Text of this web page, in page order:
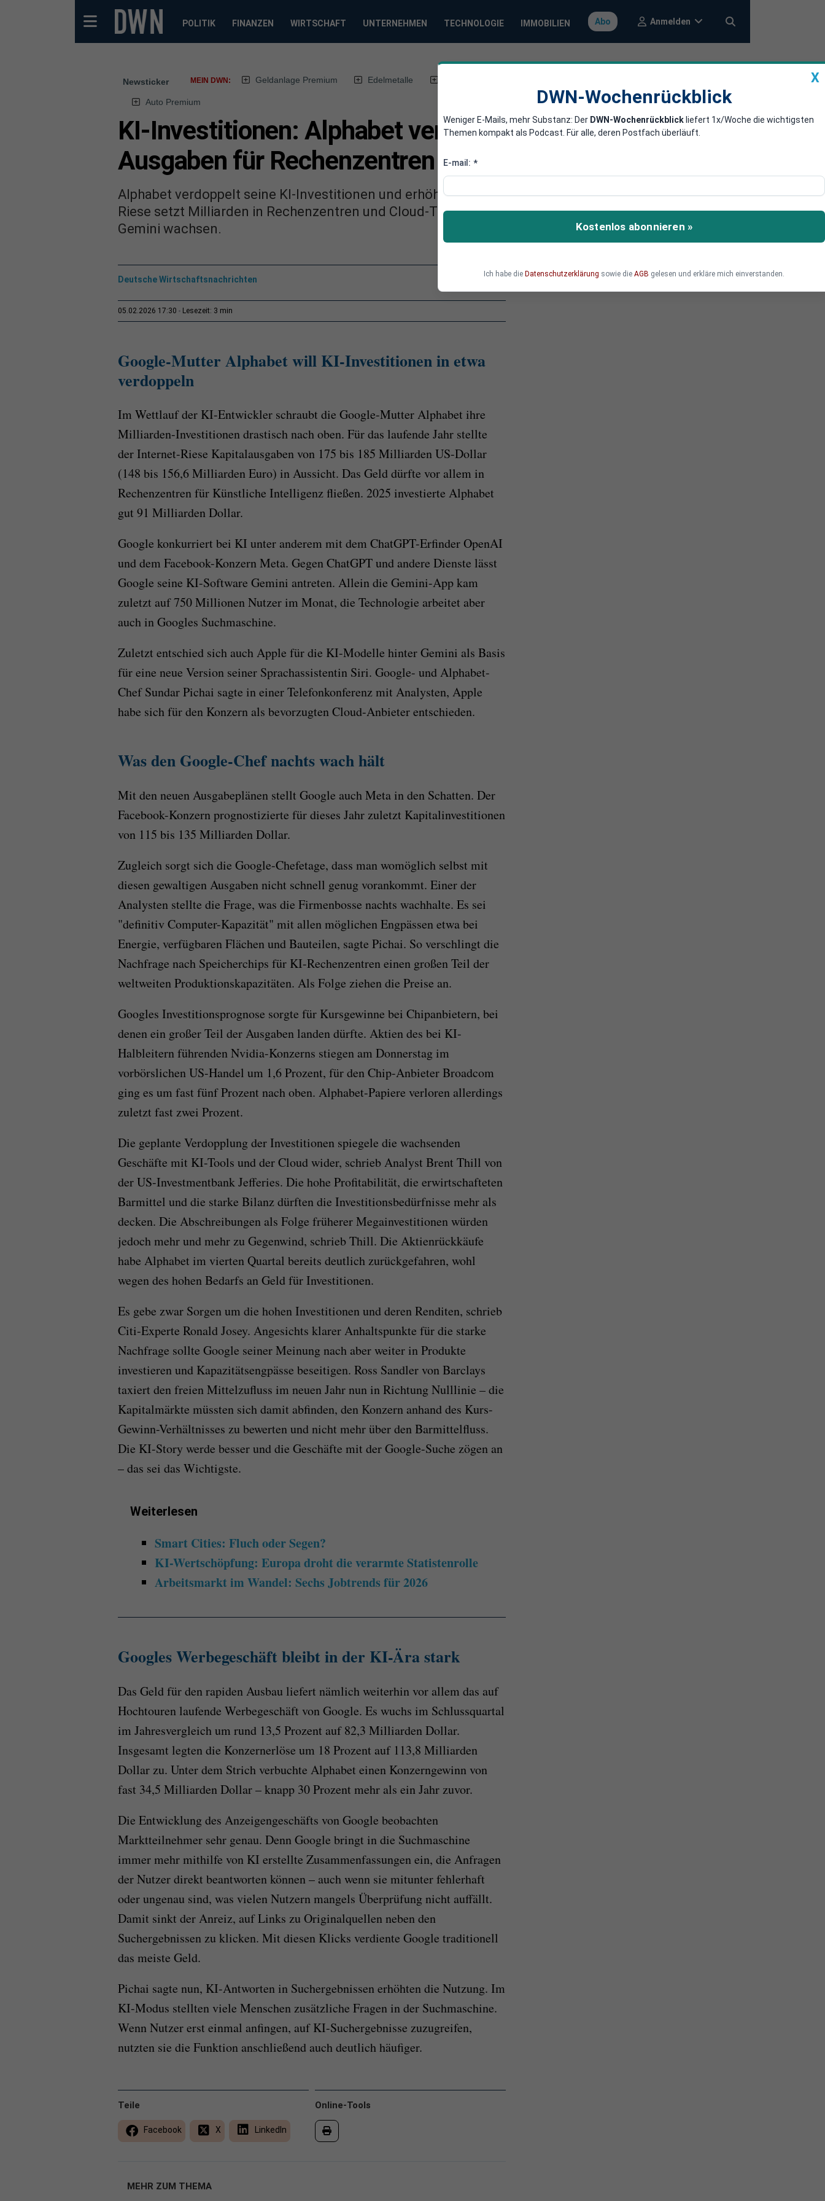
POLITIK FINANZEN WIRTSCHAFT UNTERNEHMEN TECHNOLOGIE IMMOBILIEN Abo Anmelden
Newsticker MEIN DWN: Geldanlage Premium Edelmetalle
Auto Premium
KI-Investitionen: Alphabet verdoppelt Milliarden-
Ausgaben für Rechenzentren
Alphabet verdoppelt seine KI-Investitionen und erhöht den Druck auf Wettbewerber. Der Internet-
Riese setzt Milliarden in Rechenzentren und Cloud-Technologien, während Werbegeschäft und
Gemini wachsen.
Deutsche Wirtschaftsnachrichten
05.02.2026 17:30 Lesezeit: 3 min
Google-Mutter Alphabet will KI-Investitionen in etwa
verdoppeln
Im Wettlauf der KI-Entwickler schraubt die Google-Mutter Alphabet ihre
Milliarden-Investitionen drastisch nach oben. Für das laufende Jahr stellte
der Internet-Riese Kapitalausgaben von 175 bis 185 Milliarden US-Dollar
(148 bis 156,6 Milliarden Euro) in Aussicht. Das Geld dürfte vor allem in
Rechenzentren für Künstliche Intelligenz fließen. 2025 investierte Alphabet
gut 91 Milliarden Dollar.
Google konkurriert bei KI unter anderem mit dem ChatGPT-Erfinder OpenAI
und dem Facebook-Konzern Meta. Gegen ChatGPT und andere Dienste lässt
Google seine KI-Software Gemini antreten. Allein die Gemini-App kam
zuletzt auf 750 Millionen Nutzer im Monat, die Technologie arbeitet aber
auch in Googles Suchmaschine.
Zuletzt entschied sich auch Apple für die KI-Modelle hinter Gemini als Basis
für eine neue Version seiner Sprachassistentin Siri. Google- und Alphabet-
Chef Sundar Pichai sagte in einer Telefonkonferenz mit Analysten, Apple
habe sich für den Konzern als bevorzugten Cloud-Anbieter entschieden.
Was den Google-Chef nachts wach hält
Mit den neuen Ausgabeplänen stellt Google auch Meta in den Schatten. Der
Facebook-Konzern prognostizierte für dieses Jahr zuletzt Kapitalinvestitionen
von 115 bis 135 Milliarden Dollar.
Zugleich sorgt sich die Google-Chefetage, dass man womöglich selbst mit
diesen gewaltigen Ausgaben nicht schnell genug vorankommt. Einer der
Analysten stellte die Frage, was die Firmenbosse nachts wachhalte. Es sei
"definitiv Computer-Kapazität" mit allen möglichen Engpässen etwa bei
Energie, verfügbaren Flächen und Bauteilen, sagte Pichai. So verschlingt die
Nachfrage nach Speicherchips für KI-Rechenzentren einen großen Teil der
weltweiten Produktionskapazitäten. Als Folge ziehen die Preise an.
Googles Investitionsprognose sorgte für Kursgewinne bei Chipanbietern, bei
denen ein großer Teil der Ausgaben landen dürfte. Aktien des bei KI-
Halbleitern führenden Nvidia-Konzerns stiegen am Donnerstag im
vorbörslichen US-Handel um 1,6 Prozent, für den Chip-Anbieter Broadcom
ging es um fast fünf Prozent nach oben. Alphabet-Papiere verloren allerdings
zuletzt fast zwei Prozent.
Die geplante Verdopplung der Investitionen spiegele die wachsenden
Geschäfte mit KI-Tools und der Cloud wider, schrieb Analyst Brent Thill von
der US-Investmentbank Jefferies. Die hohe Profitabilität, die erwirtschafteten
Barmittel und die starke Bilanz dürften die Investitionsbedürfnisse mehr als
decken. Die Abschreibungen als Folge früherer Megainvestitionen würden
jedoch mehr und mehr zu Gegenwind, schrieb Thill. Die Aktienrückkäufe
habe Alphabet im vierten Quartal bereits deutlich zurückgefahren, wohl
wegen des hohen Bedarfs an Geld für Investitionen.
Es gebe zwar Sorgen um die hohen Investitionen und deren Renditen, schrieb
Citi-Experte Ronald Josey. Angesichts klarer Anhaltspunkte für die starke
Nachfrage sollte Google seiner Meinung nach aber weiter in Produkte
investieren und Kapazitätsengpässe beseitigen. Ross Sandler von Barclays
taxiert den freien Mittelzufluss im neuen Jahr nun in Richtung Nulllinie – die
Kapitalmärkte müssten sich damit abfinden, den Konzern anhand des Kurs-
Gewinn-Verhältnisses zu bewerten und nicht mehr über den Barmittelfluss.
Die KI-Story werde besser und die Geschäfte mit der Google-Suche zögen an
– das sei das Wichtigste.
Weiterlesen
Smart Cities: Fluch oder Segen?
KI-Wertschöpfung: Europa droht die verarmte Statistenrolle
Arbeitsmarkt im Wandel: Sechs Jobtrends für 2026
Googles Werbegeschäft bleibt in der KI-Ära stark
Das Geld für den rapiden Ausbau liefert nämlich weiterhin vor allem das auf
Hochtouren laufende Werbegeschäft von Google. Es wuchs im Schlussquartal
im Jahresvergleich um rund 13,5 Prozent auf 82,3 Milliarden Dollar.
Insgesamt legten die Konzernerlöse um 18 Prozent auf 113,8 Milliarden
Dollar zu. Unter dem Strich verbuchte Alphabet einen Konzerngewinn von
fast 34,5 Milliarden Dollar – knapp 30 Prozent mehr als ein Jahr zuvor.
Die Entwicklung des Anzeigengeschäfts von Google beobachten
Marktteilnehmer sehr genau. Denn Google bringt in die Suchmaschine
immer mehr mithilfe von KI erstellte Zusammenfassungen ein, die Anfragen
der Nutzer direkt beantworten können – auch wenn sie mitunter fehlerhaft
oder ungenau sind, was vielen Nutzern mangels Überprüfung nicht auffällt.
Damit sinkt der Anreiz, auf Links zu Originalquellen neben den
Suchergebnissen zu klicken. Mit diesen Klicks verdiente Google traditionell
das meiste Geld.
Pichai sagte nun, KI-Antworten in Suchergebnissen erhöhten die Nutzung. Im
KI-Modus stellten viele Menschen zusätzliche Fragen in der Suchmaschine.
Wenn Nutzer erst einmal anfingen, auf KI-Suchergebnisse zuzugreifen,
nutzten sie die Funktion anschließend auch deutlich häufiger.
Online-Tools
Teile
Facebook X LinkedIn
MEHR ZUM THEMA
X
DWN-Wochenrückblick
Weniger E-Mails, mehr Substanz: Der DWN-Wochenrückblick liefert 1x/Woche die wichtigsten
Themen kompakt als Podcast. Für alle, deren Postfach überläuft.
E-mail: *
Kostenlos abonnieren »
Ich habe die Datenschutzerklärung sowie die AGB gelesen und erkläre mich einverstanden.